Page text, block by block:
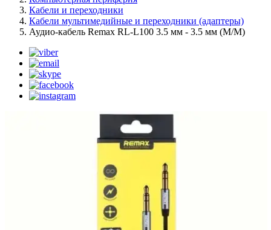
Кабели и переходники
Кабели мультимедийные и переходники (адаптеры)
Аудио-кабель Remax RL-L100 3.5 мм - 3.5 мм (M/M)